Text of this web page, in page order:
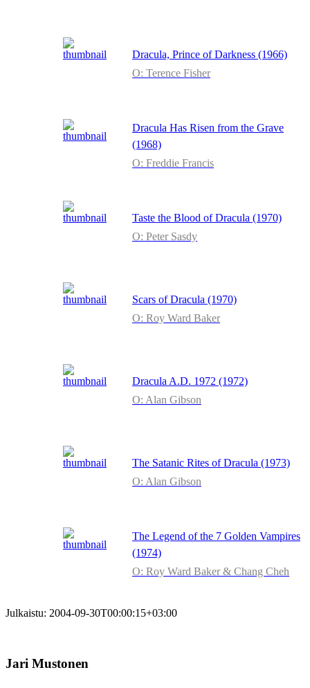
Dracula, Prince of Darkness (1966)
O: Terence Fisher
Dracula Has Risen from the Grave
(1968)
O: Freddie Francis
Taste the Blood of Dracula (1970)
O: Peter Sasdy
Scars of Dracula (1970)
O: Roy Ward Baker
Dracula A.D. 1972 (1972)
O: Alan Gibson
The Satanic Rites of Dracula (1973)
O: Alan Gibson
The Legend of the 7 Golden Vampires
(1974)
O: Roy Ward Baker & Chang Cheh
Julkaistu: 2004-09-30T00:00:15+03:00
Jari Mustonen